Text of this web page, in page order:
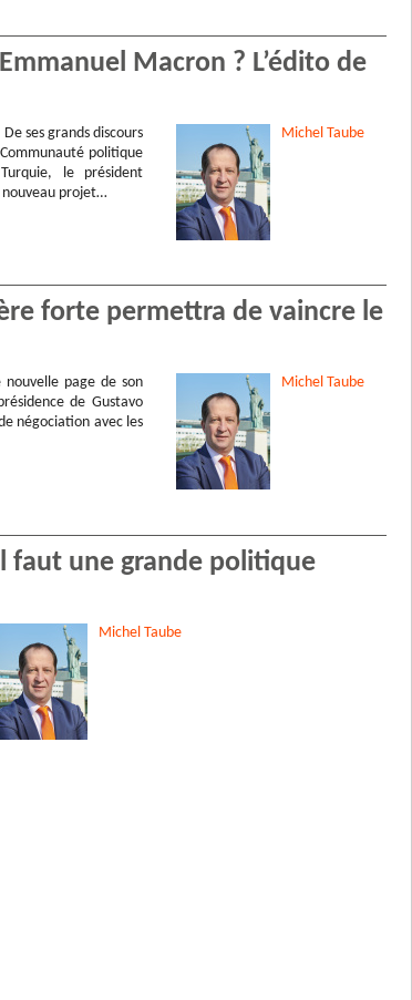
Macron ? L’édito de
ses grands discours
politique
le président
nouveau projet…
Michel Taube
forte permettra de vaincre le
page de son
de Gustavo
négociation avec les
Michel Taube
faut une grande politique
Michel Taube